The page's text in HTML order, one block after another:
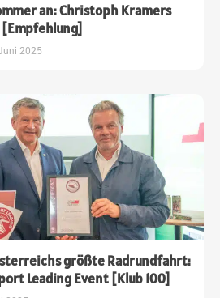
an: Christoph Kramers
2025
größte Radrundfahrt:
Leading Event [Klub 100]